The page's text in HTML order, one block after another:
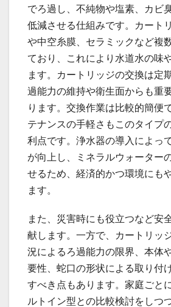
でろ過し、不純物や塩素、カビ
低減させる仕組みです。カート
や中空糸膜、セラミックなど複
ており、これにより水道水の味
ます。カートリッジの交換は定
過能力の維持や衛生面からも重
ります。交換作業は比較的簡便
テナンスの手軽さもこのタイプ
利点です。浄水器の導入によっ
が向上し、ミネラルウォーター
せるため、経済的かつ環境にも
ます。
また、災害時にも役立つなど安
献します。一方で、カートリッ
況によるろ過能力の限界、本体
要性、蛇口の形状による取り付
すべき点もあります。家庭ごと
ルトイン型との比較検討をしつ